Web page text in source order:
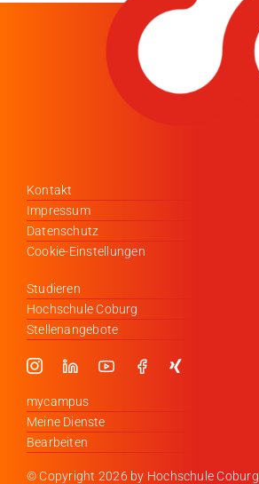
Kontakt
Impressum
Datenschutz
Cookie-Einstellungen
Studieren
Hochschule Coburg
Stellenangebote
mycampus
Meine Dienste
Bearbeiten
© Copyright 2026 by Hochschule Coburg